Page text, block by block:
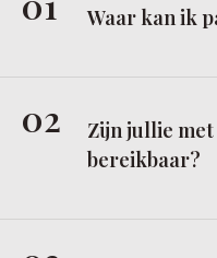
Waar kan ik
Zijn jullie
bereikbaar?